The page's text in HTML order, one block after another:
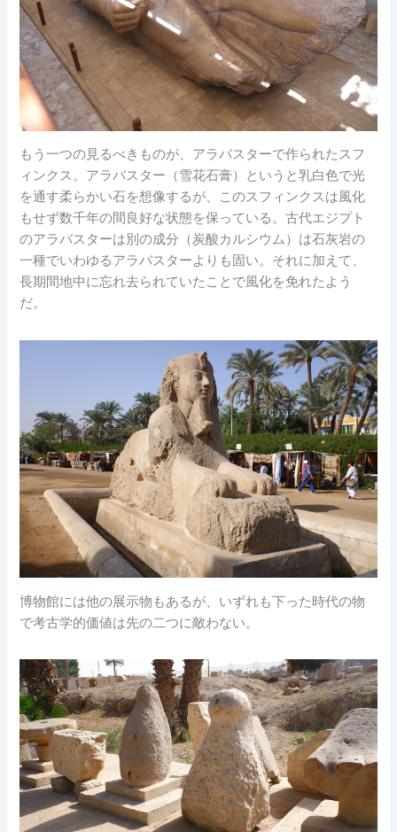
もう一つの見るべきものが、アラバスターで作られたスフ
ィンクス。アラバスター（雪花石膏）というと乳白色で光
を通す柔らかい石を想像するが、このスフィンクスは風化
もせず数千年の間良好な状態を保っている。古代エジプト
のアラバスターは別の成分（炭酸カルシウム）は石灰岩の
一種でいわゆるアラバスターよりも固い。それに加えて、
長期間地中に忘れ去られていたことで風化を免れたよう
だ。
博物館には他の展示物もあるが、いずれも下った時代の物
で考古学的価値は先の二つに敵わない。